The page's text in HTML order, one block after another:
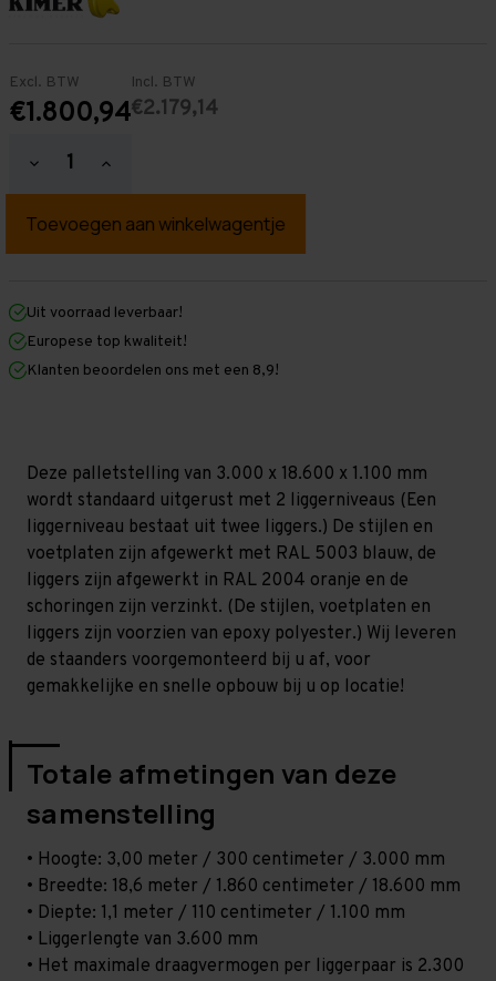
Excl. BTW
€1.800,94
Incl. BTW
€2.179,14
Hoeveelheid
verlagen
Palletstelling
mm
mm
x
1.100
mm
Standaard
-
T80
Hoeveelheid
verhogen
Palletstelling
mm
mm
1.100
mm
Standaard
-
T80
Uit voorraad leverbaar!
Europese top kwaliteit!
Klanten beoordelen ons met een 8,9!
Deze palletstelling van 3.000 x 18.600 x 1.100 mm
wordt standaard uitgerust met 2 liggerniveaus (Een
liggerniveau bestaat uit twee liggers.) De stijlen en
voetplaten zijn afgewerkt met RAL 5003 blauw, de
liggers zijn afgewerkt in RAL 2004 oranje en de
schoringen zijn verzinkt. (De stijlen, voetplaten en
liggers zijn voorzien van epoxy polyester.) Wij leveren
de staanders voorgemonteerd bij u af, voor
gemakkelijke en snelle opbouw bij u op locatie!
Totale afmetingen van deze
samenstelling
• Hoogte: 3,00 meter / 300 centimeter / 3.000 mm
• Breedte: 18,6 meter / 1.860 centimeter / 18.600 mm
• Diepte: 1,1 meter / 110 centimeter / 1.100 mm
• Liggerlengte van 3.600 mm
• Het maximale draagvermogen per liggerpaar is 2.300